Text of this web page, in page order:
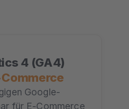
4 (GA4)
Google-
für E-Commerce